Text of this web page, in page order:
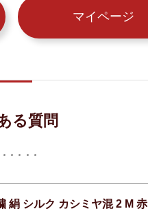
マイページ
る質問
シルク カシミヤ混 2 M